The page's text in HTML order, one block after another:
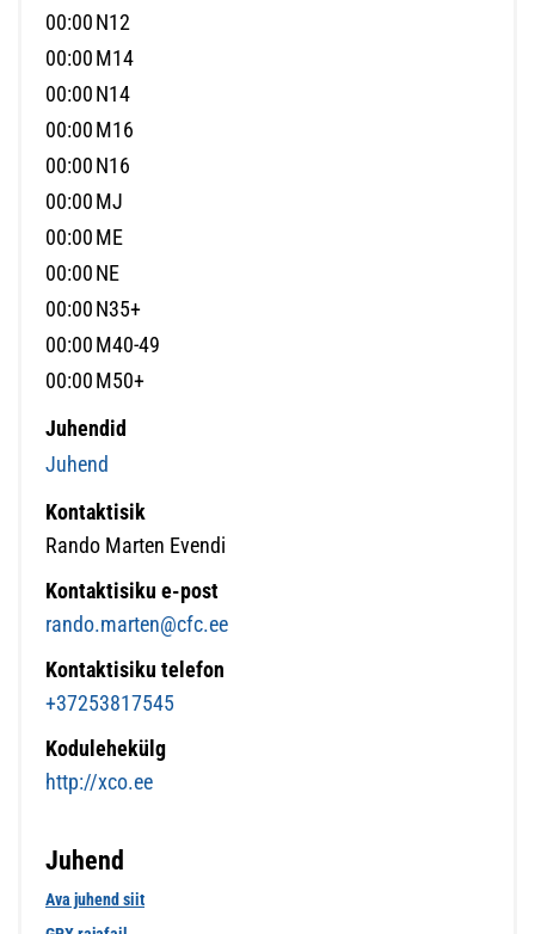
00:00N12
00:00M14
00:00N14
00:00M16
00:00N16
00:00MJ
00:00ME
00:00NE
00:00N35+
00:00M40-49
00:00M50+
Juhendid
Juhend
Kontaktisik
Rando Marten Evendi
Kontaktisiku e-post
rando.marten@cfc.ee
Kontaktisiku telefon
+37253817545
Kodulehekülg
http://xco.ee
Juhend
Ava juhend siit